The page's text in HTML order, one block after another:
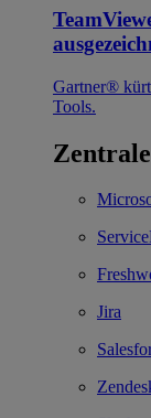
Gartner®
Tools.
Jira